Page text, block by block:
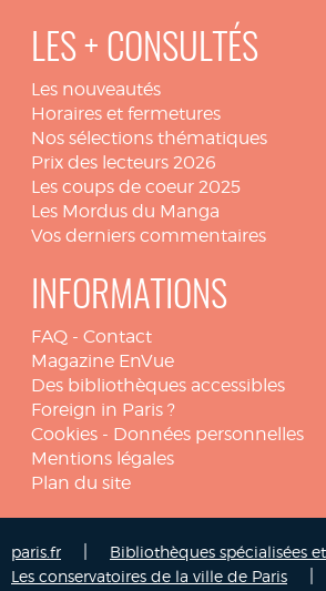
LES + CONSULTÉS
Les nouveautés
Horaires et fermetures
Nos sélections thématiques
Prix des lecteurs 2026
Les coups de coeur 2025
Les Mordus du Manga
Vos derniers commentaires
INFORMATIONS
FAQ - Contact
Magazine EnVue
Des bibliothèques accessibles
Foreign in Paris ?
Cookies - Données personnelles
Mentions légales
Plan du site
paris.fr Bibliothèques spécialisées
Les conservatoires de la ville de Paris